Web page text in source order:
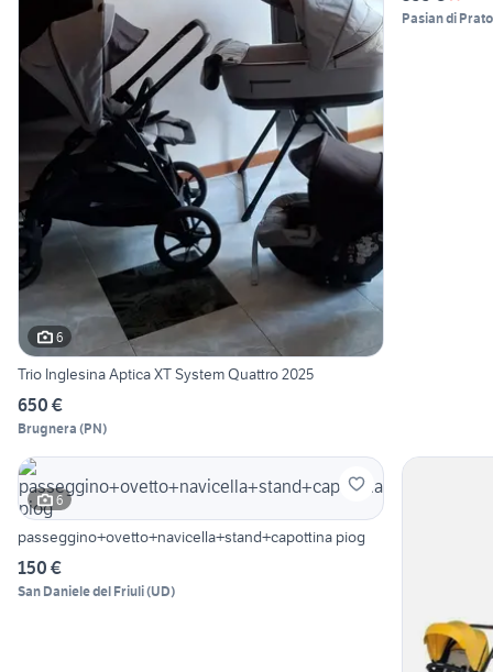
6
Trio Inglesina Aptica XT System Quattro 2025
650 €
Brugnera (PN)
Pasian di Prato
6
passeggino+ovetto+navicella+stand+capottina piog
150 €
San Daniele del Friuli(UD)